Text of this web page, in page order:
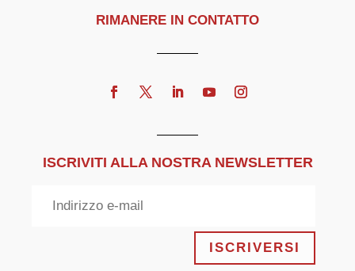
RIMANERE IN CONTATTO
ISCRIVITI ALLA NOSTRA NEWSLETTER
ISCRIVERSI